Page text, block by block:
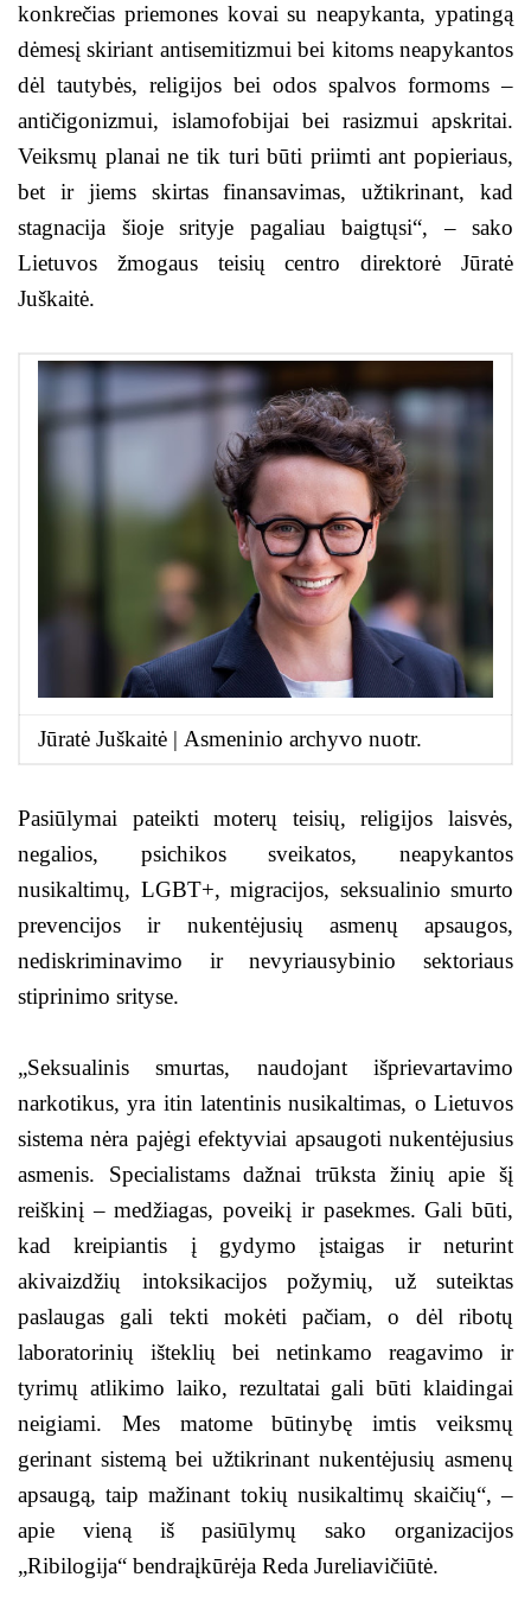
konkrečias priemones kovai su neapykanta, ypatingą
dėmesį skiriant antisemitizmui bei kitoms neapykantos
dėl tautybės, religijos bei odos spalvos formoms –
antičigonizmui, islamofobijai bei rasizmui apskritai.
Veiksmų planai ne tik turi būti priimti ant popieriaus,
bet ir jiems skirtas finansavimas, užtikrinant, kad
stagnacija šioje srityje pagaliau baigtųsi“, – sako
Lietuvos žmogaus teisių centro direktorė Jūratė
Juškaitė.
Jūratė Juškaitė | Asmeninio archyvo nuotr.
Pasiūlymai pateikti moterų teisių, religijos laisvės,
negalios, psichikos sveikatos, neapykantos
nusikaltimų, LGBT+, migracijos, seksualinio smurto
prevencijos ir nukentėjusių asmenų apsaugos,
nediskriminavimo ir nevyriausybinio sektoriaus
stiprinimo srityse.
„Seksualinis smurtas, naudojant išprievartavimo
narkotikus, yra itin latentinis nusikaltimas, o Lietuvos
sistema nėra pajėgi efektyviai apsaugoti nukentėjusius
asmenis. Specialistams dažnai trūksta žinių apie šį
reiškinį – medžiagas, poveikį ir pasekmes. Gali būti,
kad kreipiantis į gydymo įstaigas ir neturint
akivaizdžių intoksikacijos požymių, už suteiktas
paslaugas gali tekti mokėti pačiam, o dėl ribotų
laboratorinių išteklių bei netinkamo reagavimo ir
tyrimų atlikimo laiko, rezultatai gali būti klaidingai
neigiami. Mes matome būtinybę imtis veiksmų
gerinant sistemą bei užtikrinant nukentėjusių asmenų
apsaugą, taip mažinant tokių nusikaltimų skaičių“, –
apie vieną iš pasiūlymų sako organizacijos
„Ribilogija“ bendraįkūrėja Reda Jureliavičiūtė.